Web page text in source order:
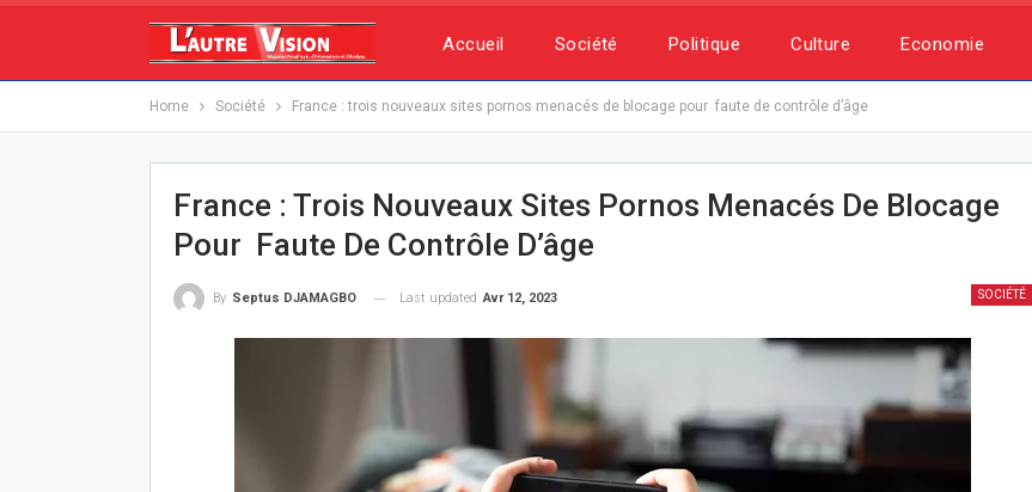
Accueil Société Politique Culture Economie
Home Société France : trois nouveaux sites pornos menacés de blocage pour faute de contrôle d’âge
France : Trois Nouveaux Sites Pornos Menacés De Blocage
Pour Faute De Contrôle D’âge
SOCIÉTÉ
By Septus DJAMAGBO Last updated Avr 12, 2023